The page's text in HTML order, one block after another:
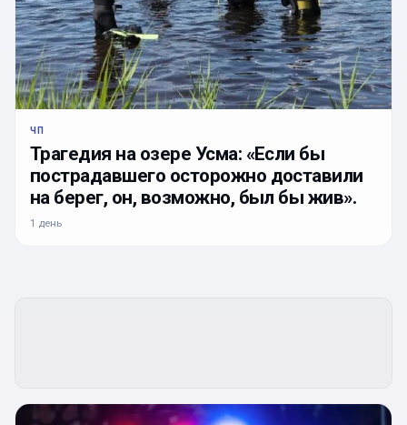
ЧП
Трагедия на озере Усма: «Если бы
пострадавшего осторожно доставили
на берег, он, возможно, был бы жив».
1 день